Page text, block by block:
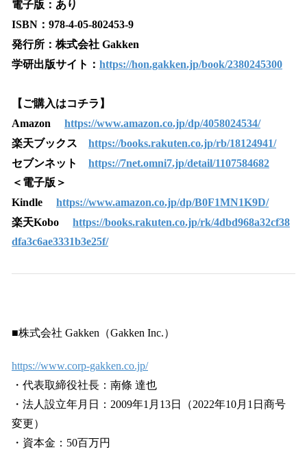
電子版：あり
ISBN：978-4-05-802453-9
発行所：株式会社 Gakken
学研出版サイト： https://hon.gakken.jp/book/2380245300
【ご購入はコチラ】
Amazon
https://www.amazon.co.jp/dp/4058024534/
楽天ブックス https://books.rakuten.co.jp/rb/18124941/
セブンネット https://7net.omni7.jp/detail/1107584682
＜電子版＞
Kindle https://www.amazon.co.jp/dp/B0F1MN1K9D/
楽天Kobo https://books.rakuten.co.jp/rk/4dbd968a32cf38
dfa3c6ae3331b3e25f/
■株式会社 Gakken（Gakken Inc.）
https://www.corp-gakken.co.jp/
・代表取締役社長：南條 達也
・法人設立年月日：2009年1月13日（2022年10月1日商号
変更）
・資本金：50百万円